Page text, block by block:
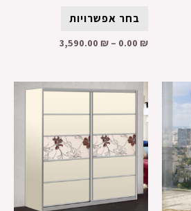
בחר אפשרויות
0.00 ₪
–
3,590.00 ₪